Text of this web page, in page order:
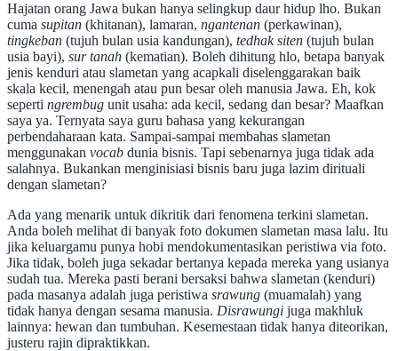
Hajatan orang Jawa bukan hanya selingkup daur hidup lho. Bukan
cuma supitan (khitanan), lamaran, ngantenan (perkawinan),
tingkeban (tujuh bulan usia kandungan), tedhak siten (tujuh bulan
usia bayi), sur tanah (kematian). Boleh dihitung hlo, betapa banyak
jenis kenduri atau slametan yang acapkali diselenggarakan baik
skala kecil, menengah atau pun besar oleh manusia Jawa. Eh, kok
seperti ngrembug unit usaha: ada kecil, sedang dan besar? Maafkan
saya ya. Ternyata saya guru bahasa yang kekurangan
perbendaharaan kata. Sampai-sampai membahas slametan
menggunakan vocab dunia bisnis. Tapi sebenarnya juga tidak ada
salahnya. Bukankan menginisiasi bisnis baru juga lazim dirituali
dengan slametan?
Ada yang menarik untuk dikritik dari fenomena terkini slametan.
Anda boleh melihat di banyak foto dokumen slametan masa lalu. Itu
jika keluargamu punya hobi mendokumentasikan peristiwa via foto.
Jika tidak, boleh juga sekadar bertanya kepada mereka yang usianya
sudah tua. Mereka pasti berani bersaksi bahwa slametan (kenduri)
pada masanya adalah juga peristiwa srawung (muamalah) yang
tidak hanya dengan sesama manusia. Disrawungi juga makhluk
lainnya: hewan dan tumbuhan. Kesemestaan tidak hanya diteorikan,
justeru rajin dipraktikkan.